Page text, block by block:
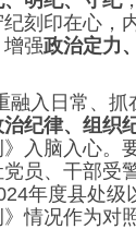
纪刻印在心，
强政治定力
融入日常、
治纪律、组织
入脑入心。
员、干部受
年度县处
情况作为对